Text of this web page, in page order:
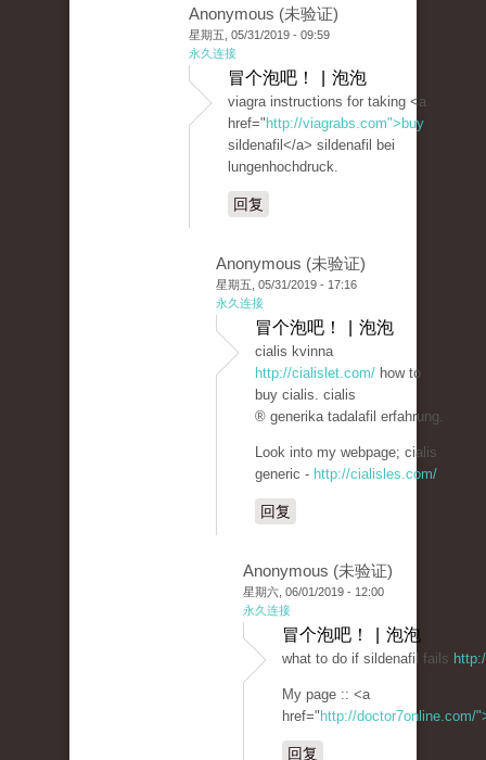
Anonymous (未验证)
星期五, 05/31/2019 - 09:59
永久连接
冒个泡吧！ | 泡泡
viagra instructions for taking <a
href=" http://viagrabs.com">buy
sildenafil</a> sildenafil bei
lungenhochdruck.
回复
Anonymous (未验证)
星期五, 05/31/2019 - 17:16
永久连接
冒个泡吧！ | 泡泡
cialis kvinna
http://cialislet.com/ how to
buy cialis. cialis
® generika tadalafil erfahrung.
Look into my webpage; cialis
generic - http://cialisles.com/
回复
Anonymous (未验证)
星期六, 06/01/2019 - 12:00
永久连接
冒个泡吧！ | 泡泡
what to do if sildenafil fails
My page :: <a
href=" http://doctor7online.com/
回复